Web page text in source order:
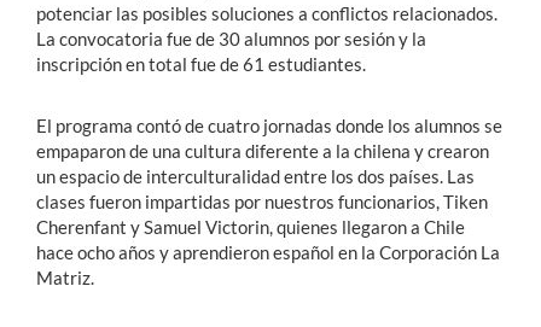
potenciar las posibles soluciones a conflictos relacionados.
La convocatoria fue de 30 alumnos por sesión y la
inscripción en total fue de 61 estudiantes.
El programa contó de cuatro jornadas donde los alumnos se
empaparon de una cultura diferente a la chilena y crearon
un espacio de interculturalidad entre los dos países. Las
clases fueron impartidas por nuestros funcionarios, Tiken
Cherenfant y Samuel Victorin, quienes llegaron a Chile
hace ocho años y aprendieron español en la Corporación La
Matriz.